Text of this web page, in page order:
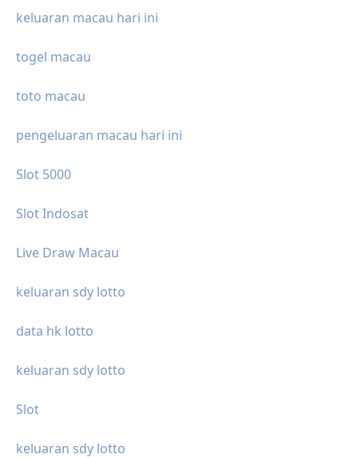
keluaran macau hari ini
togel macau
toto macau
pengeluaran macau hari ini
Slot 5000
Slot Indosat
Live Draw Macau
keluaran sdy lotto
data hk lotto
keluaran sdy lotto
Slot
keluaran sdy lotto